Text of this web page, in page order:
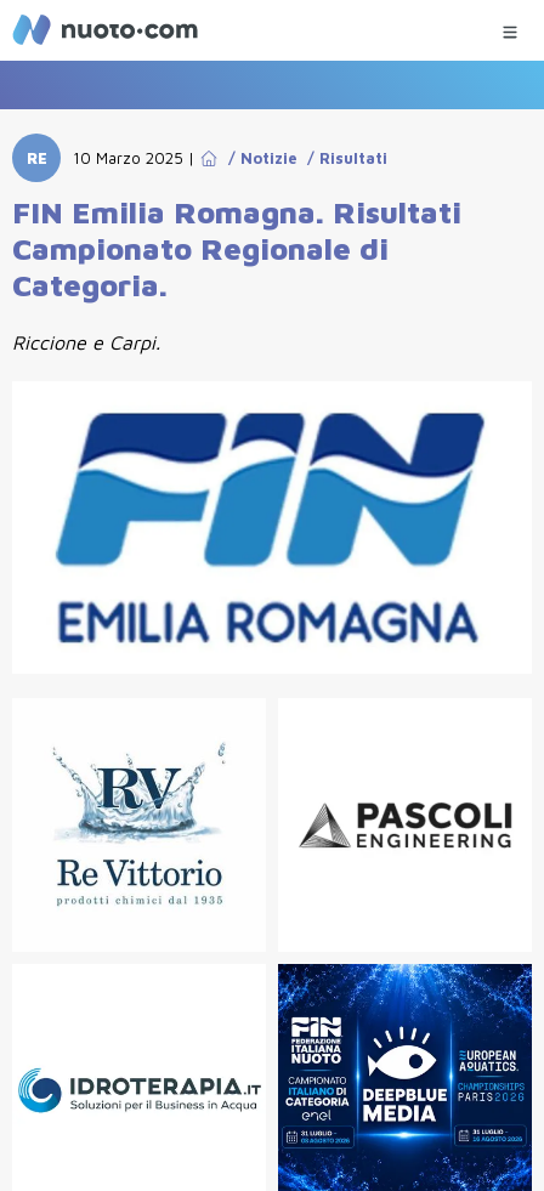
RE 10 Marzo 2025 | / Notizie / Risultati
FIN Emilia Romagna. Risultati
Campionato Regionale di
Categoria.
Riccione e Carpi.